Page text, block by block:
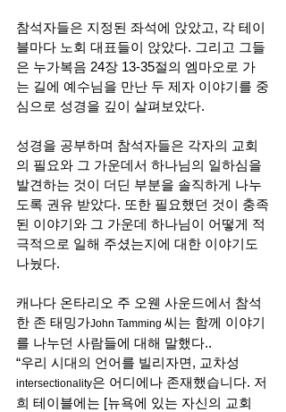
참석자들은 지정된 좌석에 앉았고, 각 테이
블마다 노회 대표들이 앉았다. 그리고 그들
은 누가복음 24장 13-35절의 엠마오로 가
는 길에 예수님을 만난 두 제자 이야기를 중
심으로 성경을 깊이 살펴보았다.
성경을 공부하며 참석자들은 각자의 교회
의 필요와 그 가운데서 하나님의 일하심을
발견하는 것이 더딘 부분을 솔직하게 나누
도록 권유 받았다. 또한 필요했던 것이 충족
된 이야기와 그 가운데 하나님이 어떻게 적
극적으로 일해 주셨는지에 대한 이야기도
나눴다.
캐나다 온타리오 주 오웬 사운드에서 참석
한 존 태밍가John Tamming 씨는 함께 이야기
를 나누던 사람들에 대해 말했다..
“우리 시대의 언어를 빌리자면, 교차성
intersectionality은 어디에나 존재했습니다. 저
희 테이블에는 [뉴욕에 있는 자신의 교회